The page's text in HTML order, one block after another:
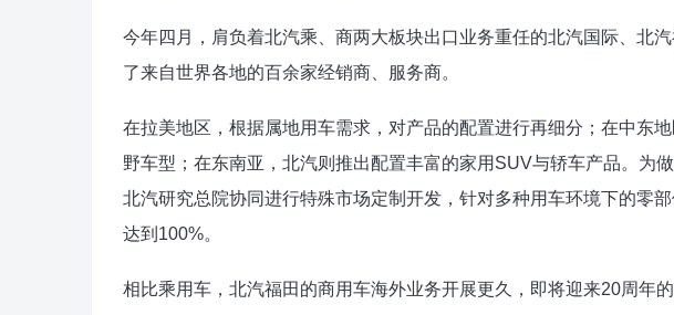
今年四月，肩负着北汽乘、商两大板块出口业务重任的北汽国际、北
了来自世界各地的百余家经销商、服务商。
在拉美地区，根据属地用车需求，对产品的配置进行再细分；在中东
野车型；在东南亚，北汽则推出配置丰富的家用SUV与轿车产品。为
北汽研究总院协同进行特殊市场定制开发，针对多种用车环境下的零
达到100%。
相比乘用车，北汽福田的商用车海外业务开展更久，即将迎来20周年的